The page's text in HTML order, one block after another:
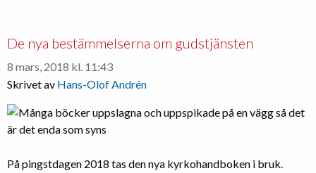
100-
årsdagen,
De nya bestämmelserna om gudstjänsten
8 mars, 2018 kl. 11:43
Skrivet av Hans-Olof Andrén
På pingstdagen 2018 tas den nya kyrkohandboken i bruk.